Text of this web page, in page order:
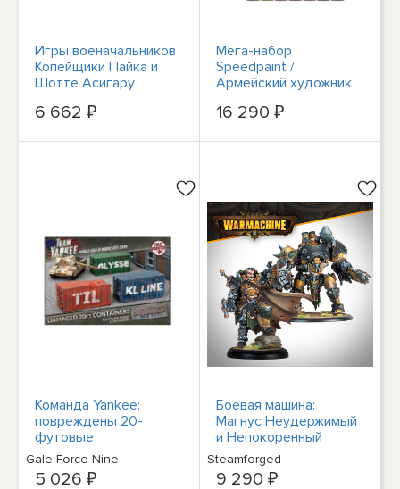
Игры военачальников
Копейщики Пайка и
Шотте Асигару
6 662 ₽
Мега-набор
Speedpaint /
Армейский художник
16 290 ₽
Команда Yankee:
повреждены 20-
футовые
транспортные
контейнеры (x3)
Gale Force Nine
5 026 ₽
Боевая машина:
Магнус Неудержимый
и Непокоренный
Steamforged
9 290 ₽